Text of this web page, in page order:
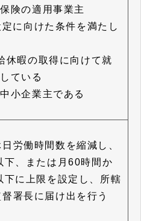
険の適用事業主
に向けた条件を満たし
休暇の取得に向けて就
ている
小企業主である
労働時間数を縮減し、
下、または月60時間か
下に上限を設定し、所轄
署長に届け出を行う